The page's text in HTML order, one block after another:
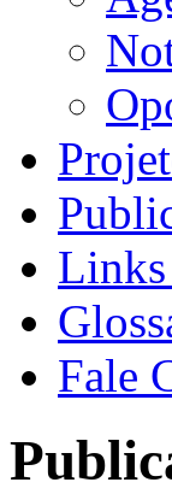
Links
Fale